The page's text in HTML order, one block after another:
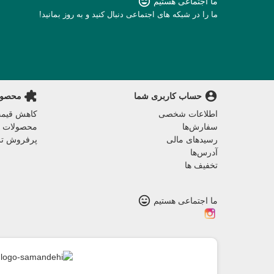
ما را در شبکه های اجتماعی دنبال کنید و به روز بمانید!
account_circle حساب کاربری شما
اطلاعات شخصی
سفارش‌ها
رسیدهای مالی
آدرس‌ها
تخفیف ها
extension
کاهش
محصولات
پرفروش
ما اجتماعی هستیم sentiment_very_satisfied